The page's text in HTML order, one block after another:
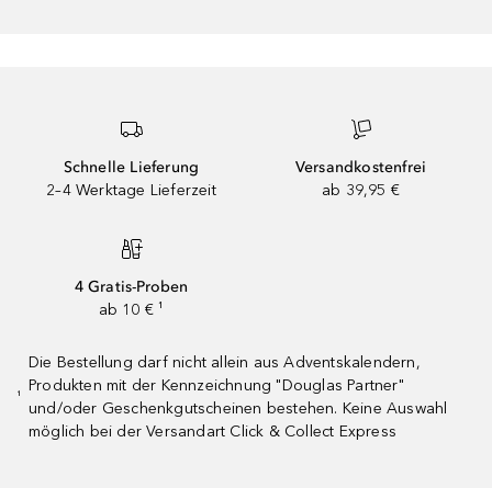
Schnelle Lieferung
2–4 Werktage Lieferzeit
Versandkostenfrei
ab 39,95 €
4 Gratis-Proben
ab 10 € ¹
¹
Die Bestellung darf nicht allein aus Adventskalendern,
Produkten mit der Kennzeichnung "Douglas Partner"
und/oder Geschenkgutscheinen bestehen. Keine Auswahl
möglich bei der Versandart Click & Collect Express